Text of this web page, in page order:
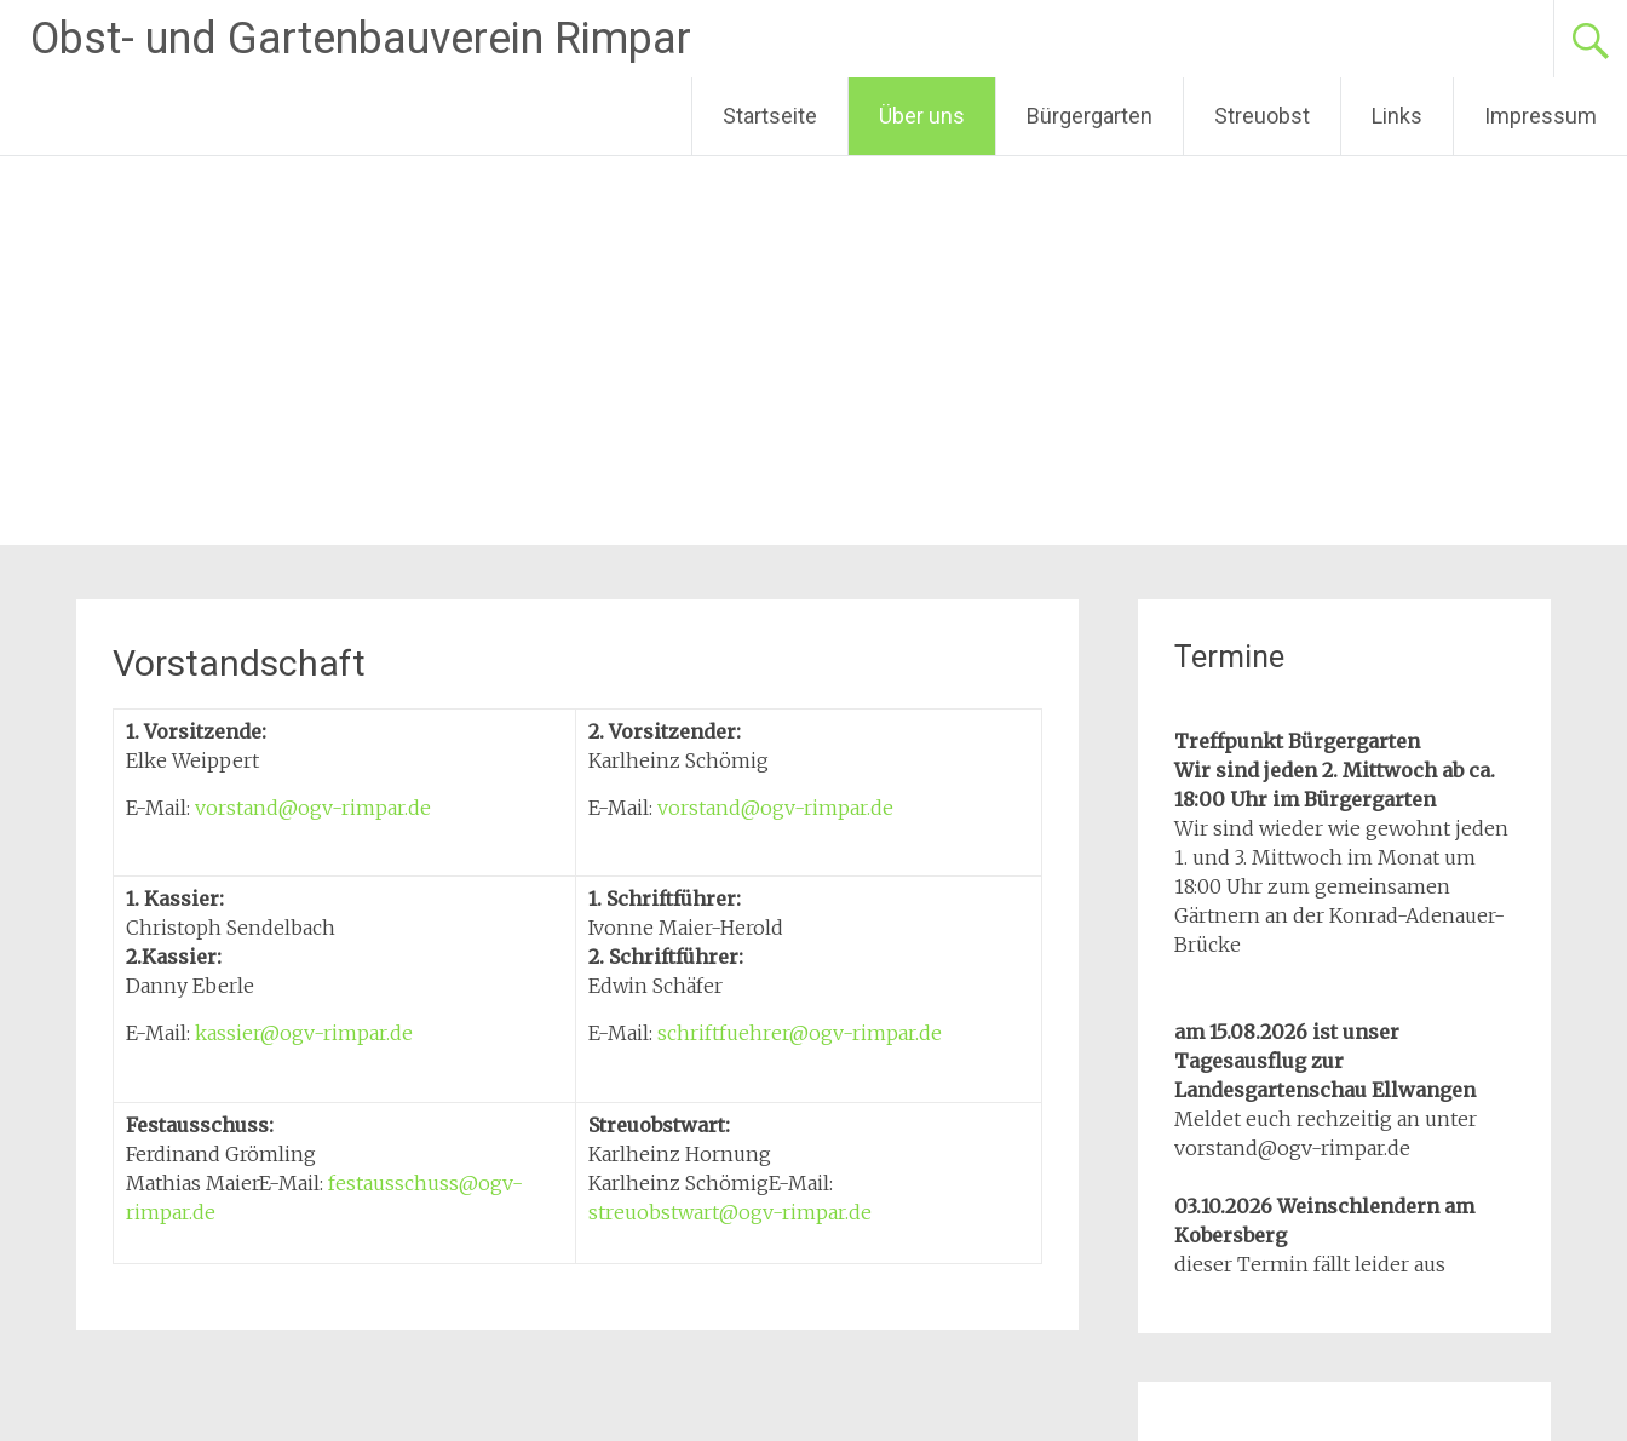
InhaltObst- und Gartenbauverein Rimpar
Startseite Über uns Bürgergarten Streuobst Links Impressum
Vorstandschaft
1. Vorsitzende:
Elke Weippert
E-Mail: vorstand@ogv-rimpar.de
2. Vorsitzender:
Karlheinz Schömig
E-Mail: vorstand@ogv-rimpar.de
1. Kassier:
Christoph Sendelbach
2.Kassier:
Danny Eberle
E-Mail: kassier@ogv-rimpar.de
1. Schriftführer:
Ivonne Maier-Herold
2. Schriftführer:
Edwin Schäfer
E-Mail: schriftfuehrer@ogv-rimpar.de
Festausschuss:
Ferdinand Grömling
Mathias MaierE-Mail: festausschuss@ogv-
rimpar.de
Streuobstwart:
Karlheinz Hornung
Karlheinz SchömigE-Mail:
streuobstwart@ogv-rimpar.de
Termine
Treffpunkt Bürgergarten
Wir sind jeden 2. Mittwoch ab ca.
18:00 Uhr im Bürgergarten
Wir sind wieder wie gewohnt jeden
1. und 3. Mittwoch im Monat um
18:00 Uhr zum gemeinsamen
Gärtnern an der Konrad-Adenauer-
Brücke
am 15.08.2026 ist unser
Tagesausflug zur
Landesgartenschau Ellwangen
Meldet euch rechzeitig an unter
vorstand@ogv-rimpar.de
03.10.2026 Weinschlendern am
Kobersberg
dieser Termin fällt leider aus